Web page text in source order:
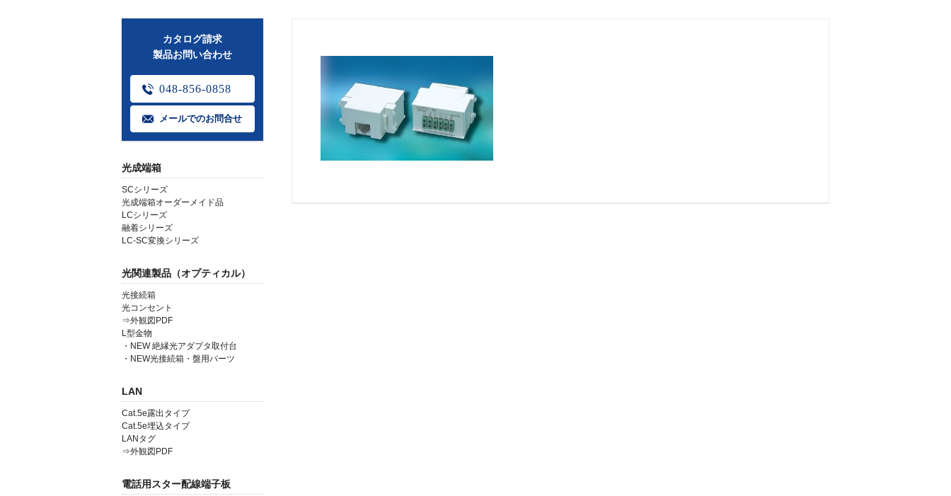
カタログ請求
製品お問い合わせ
048-856-0858
メールでのお問合せ
光成端箱
SCシリーズ
光成端箱オーダーメイド品
LCシリーズ
融着シリーズ
LC-SC変換シリーズ
光関連製品（オプティカル）
光接続箱
光コンセント
⇒外観図PDF
L型金物
・NEW 絶縁光アダプタ取付台
・NEW光接続箱・盤用パーツ
LAN
Cat.5e露出タイプ
Cat.5e埋込タイプ
LANタグ
⇒外観図PDF
電話用スター配線端子板